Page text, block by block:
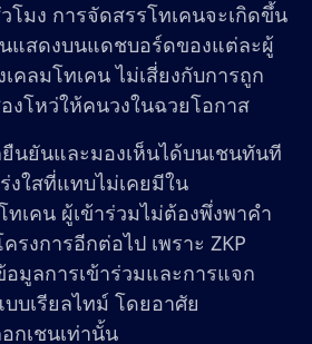
โมง การจัดสรรโทเคนจะเกิดขึ้น
แสดงบนแดชบอร์ดของแต่ละผู้
คลมโทเคน ไม่เสี่ยงกับการถูก
งโหว่ให้คนวงในฉวยโอกาส
นยันและมองเห็นได้บนเชนทันที
งใสที่แทบไม่เคยมีใน
ทเคน ผู้เข้าร่วมไม่ต้องพึ่งพาคำ
งการอีกต่อไป เพราะ ZKP
มูลการเข้าร่วมและการแจก
บเรียลไทม์ โดยอาศัย
กเชนเท่านั้น